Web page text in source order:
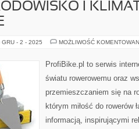
I
GRU - 2 - 2025 MOŻLIWOŚĆ
ProfiBike.pl to serwis
światu rowerowemu oraz
przemieszczaniem się na
którym miłość do rowerów
informacją, inspirującymi